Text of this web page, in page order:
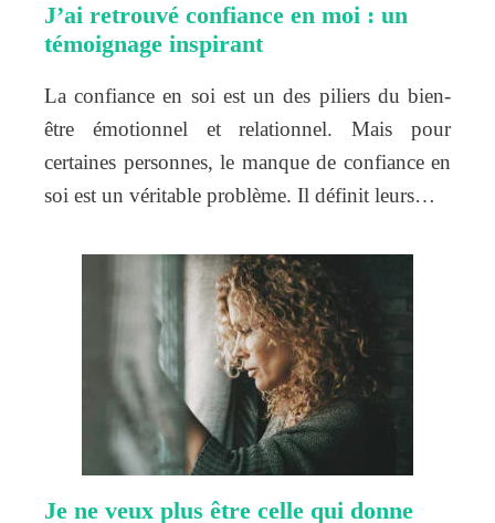
J’ai retrouvé confiance en moi : un
témoignage inspirant
La confiance en soi est un des piliers du bien-
être émotionnel et relationnel. Mais pour
certaines personnes, le manque de confiance en
soi est un véritable problème. Il définit leurs…
Je ne veux plus être celle qui donne